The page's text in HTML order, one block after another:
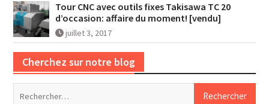
Tour CNC avec outils fixes Takisawa TC 20
d’occasion: affaire du moment! [vendu]
juillet 3, 2017
Cherchez sur notre blog